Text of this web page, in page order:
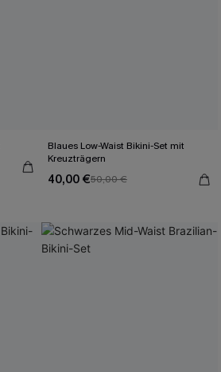
Blaues Low-Waist Bikini-Set mit
Kreuzträgern
40,00 €50,00 €